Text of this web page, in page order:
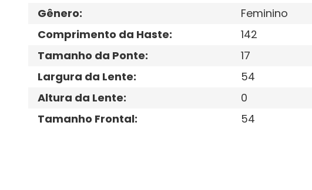
Gênero:
Feminino
Comprimento da Haste:
142
Tamanho da Ponte:
17
Largura da Lente:
54
Altura da Lente:
0
Tamanho Frontal: 54